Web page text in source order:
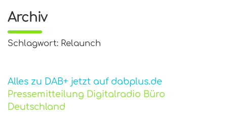
Archiv
Schlagwort: Relaunch
Alles zu DAB+ jetzt auf dabplus.de
Pressemitteilung Digitalradio Büro
Deutschland